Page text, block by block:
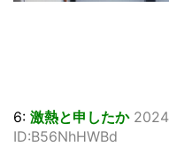
6: 激熱と申したか
ID:B56NhHWBd